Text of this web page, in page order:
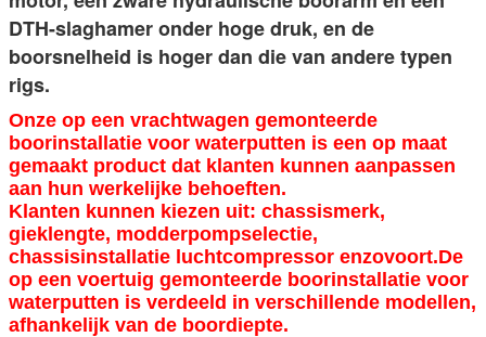
DTH-slaghamer onder hoge druk, en de
boorsnelheid is hoger dan die van andere typen
rigs.
Onze op een vrachtwagen gemonteerde
boorinstallatie voor waterputten is een op maat
gemaakt product dat klanten kunnen aanpassen
aan hun werkelijke behoeften.
Klanten kunnen kiezen uit: chassismerk,
gieklengte, modderpompselectie,
chassisinstallatie luchtcompressor enzovoort.De
op een voertuig gemonteerde boorinstallatie voor
waterputten is verdeeld in verschillende modellen,
afhankelijk van de boordiepte.